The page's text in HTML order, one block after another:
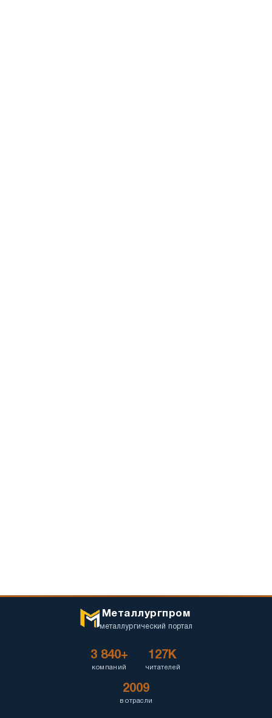
Металлургпром
металлургический портал
3 840+
компаний
127K
читателей
2009
в отрасли